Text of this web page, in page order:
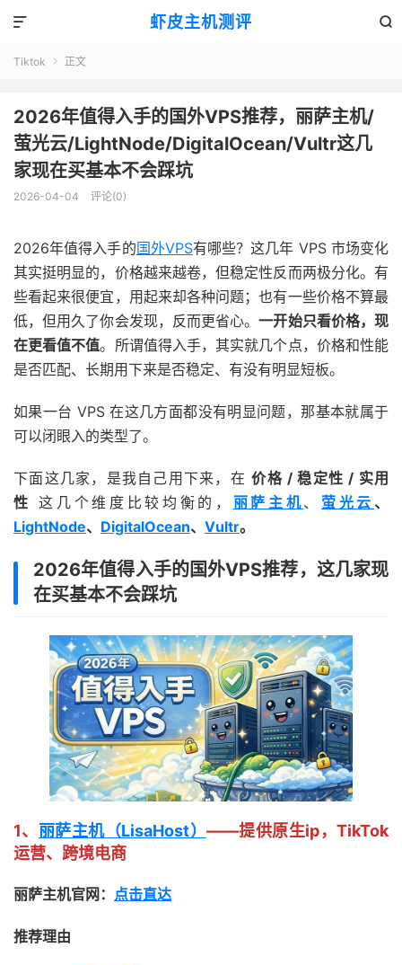
虾皮主机测评 

Tiktok  正文
2026年值得入手的国外VPS推荐，丽萨主机/
萤光云/LightNode/DigitalOcean/Vultr这几
家现在买基本不会踩坑
2026-04-04 评论(0)
2026年值得入手的国外VPS有哪些？这几年 VPS 市场变化
其实挺明显的，价格越来越卷，但稳定性反而两极分化。有
些看起来很便宜，用起来却各种问题；也有一些价格不算最
低，但用久了你会发现，反而更省心。一开始只看价格，现
在更看值不值。所谓值得入手，其实就几个点，价格和性能
是否匹配、长期用下来是否稳定、有没有明显短板。
如果一台 VPS 在这几方面都没有明显问题，那基本就属于
可以闭眼入的类型了。
下面这几家，是我自己用下来，在价格 / 稳定性 / 实用
性 这几个维度比较均衡的， 丽萨主机、 萤光云 、
LightNode、 DigitalOcean、 Vultr。
2026年值得入手的国外VPS推荐，这几家现
在买基本不会踩坑
1、 丽萨主机（LisaHost） ——提供原生ip，TikTok
运营、跨境电商
丽萨主机官网： 点击直达
推荐理由